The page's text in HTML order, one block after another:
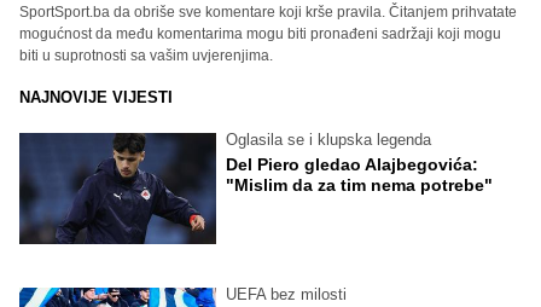
SportSport.ba da obriše sve komentare koji krše pravila. Čitanjem prihvatate
mogućnost da među komentarima mogu biti pronađeni sadržaji koji mogu
biti u suprotnosti sa vašim uvjerenjima.
NAJNOVIJE VIJESTI
Oglasila se i klupska legenda
Del Piero gledao Alajbegovića:
"Mislim da za tim nema potrebe"
UEFA bez milosti